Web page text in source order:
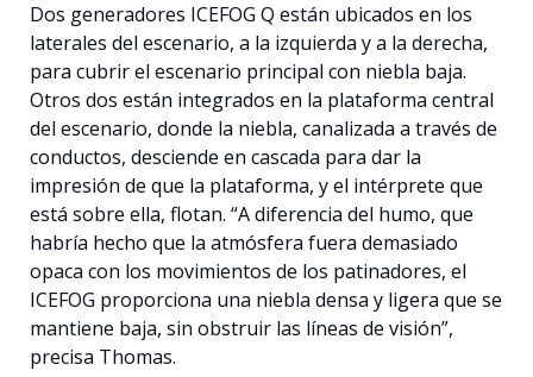
Dos generadores ICEFOG Q están ubicados en los
laterales del escenario, a la izquierda y a la derecha,
para cubrir el escenario principal con niebla baja.
Otros dos están integrados en la plataforma central
del escenario, donde la niebla, canalizada a través de
conductos, desciende en cascada para dar la
impresión de que la plataforma, y el intérprete que
está sobre ella, flotan. “A diferencia del humo, que
habría hecho que la atmósfera fuera demasiado
opaca con los movimientos de los patinadores, el
ICEFOG proporciona una niebla densa y ligera que se
mantiene baja, sin obstruir las líneas de visión”,
precisa Thomas.